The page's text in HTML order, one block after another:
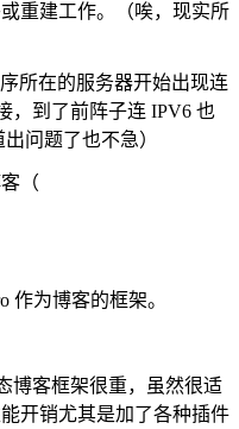
重建工作。（唉，现实所
所在的服务器开始出现连
，到了前阵子连 IPV6 也
问题了也不急）
（
作为博客的框架。
博客框架很重，虽然很适
开销尤其是加了各种插件